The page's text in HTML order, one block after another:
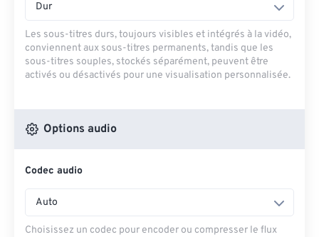
Dur
Les sous-titres durs, toujours visibles et intégrés à la vidéo,
conviennent aux sous-titres permanents, tandis que les
sous-titres souples, stockés séparément, peuvent être
activés ou désactivés pour une visualisation personnalisée.
Options audio
Codec audio
Auto
Choisissez un codec pour encoder ou compresser le flux